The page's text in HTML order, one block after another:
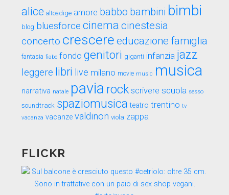
alice altoadige amore babbo bambini bimbi
blog bluesforce cinema cinestesia
concerto crescere educazione famiglia
fantasia fiabe fondo genitori giganti infanzia jazz
leggere libri live milano movie music musica
narrativa natale pavia rock scrivere scuola sesso
soundtrack spaziomusica teatro trentino tv
vacanza vacanze valdinon viola zappa
FLICKR